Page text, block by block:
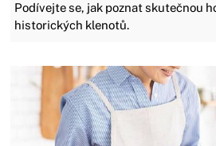
Podívejte se, jak poznat skutečnou
historických klenotů.